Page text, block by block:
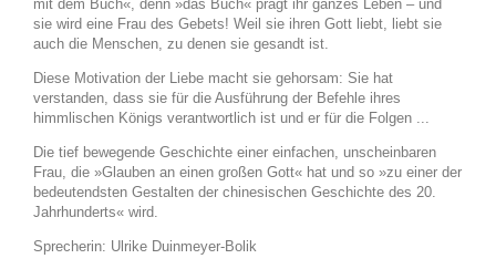
mit dem Buch«, denn »das Buch« prägt ihr ganzes Leben – und
sie wird eine Frau des Gebets! Weil sie ihren Gott liebt, liebt sie
auch die Menschen, zu denen sie gesandt ist.
Diese Motivation der Liebe macht sie gehorsam: Sie hat
verstanden, dass sie für die Ausführung der Befehle ihres
himmlischen Königs verantwortlich ist und er für die Folgen ...
Die tief bewegende Geschichte einer einfachen, unscheinbaren
Frau, die »Glauben an einen großen Gott« hat und so »zu einer der
bedeutendsten Gestalten der chinesischen Geschichte des 20.
Jahrhunderts« wird.
Sprecherin: Ulrike Duinmeyer-Bolik